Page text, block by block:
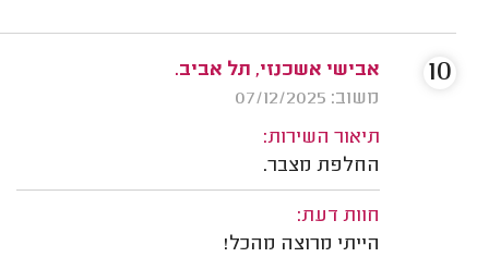
אבישי אשכנזי, תל אביב.
משוב: 07/12/2025
תיאור השירות:
החלפת מצבר.
חוות דעת:
הייתי מרוצה מהכל!
10